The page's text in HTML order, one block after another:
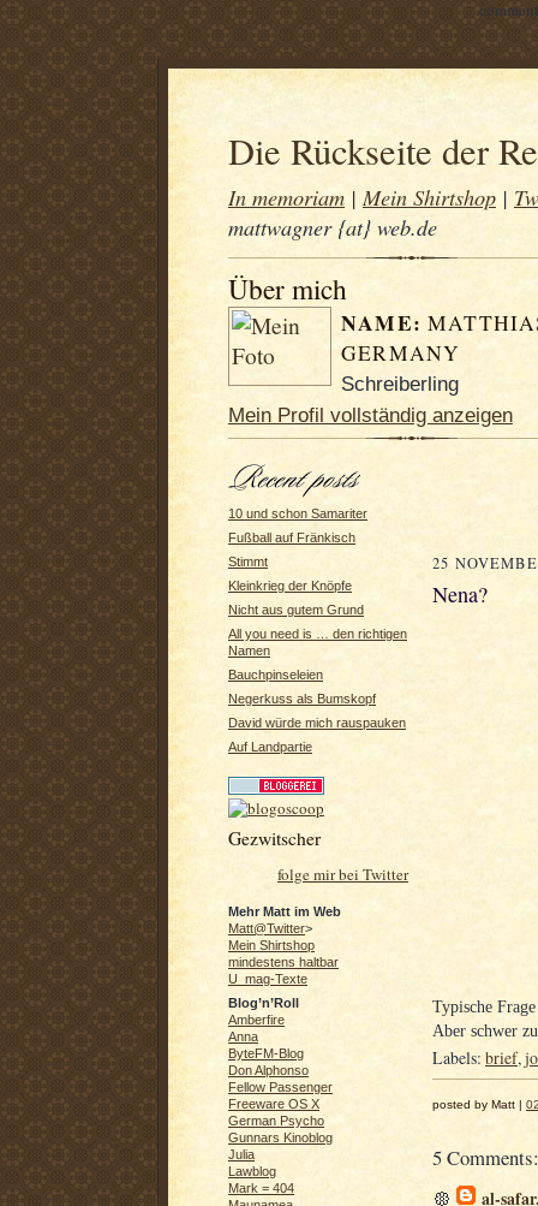
Die Rückseite der
In memoriam |Mein Shirtshop |
mattwagner {at} web.de
Über mich
NAME:
GERMANY
Schreiberling
Mein Profil vollständig anzeigen
10 und schon Samariter
Fußball auf Fränkisch
Stimmt
Kleinkrieg der Knöpfe
Nicht aus gutem Grund
All you need is … den richtigen
Namen
Bauchpinseleien
Negerkuss als Bumskopf
David würde mich rauspauken
Auf Landpartie
Gezwitscher
folge mir bei Twitter
Mehr Matt im Web
Matt@Twitter>
Mein Shirtshop
mindestens haltbar
U_mag-Texte
Blog’n’Roll
Amberfire
Anna
ByteFM-Blog
Don Alphonso
Fellow Passenger
Freeware OS X
German Psycho
Gunnars Kinoblog
Julia
Lawblog
Mark = 404
25
Nena?
Typische
Aber schwer
Labels: brief,
posted by Matt |
5 Comments:
al-